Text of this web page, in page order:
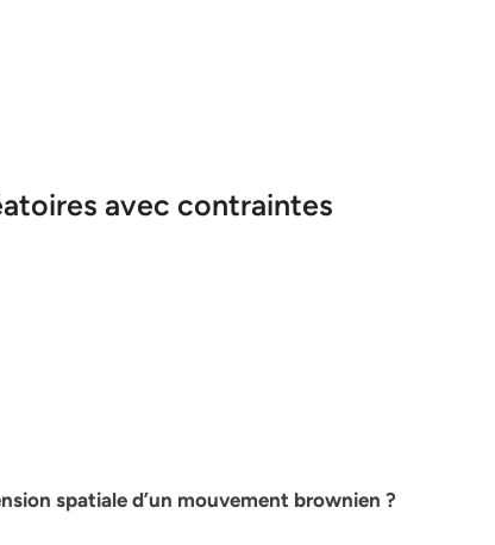
avec contraintes
spatiale d’un mouvement brownien ?